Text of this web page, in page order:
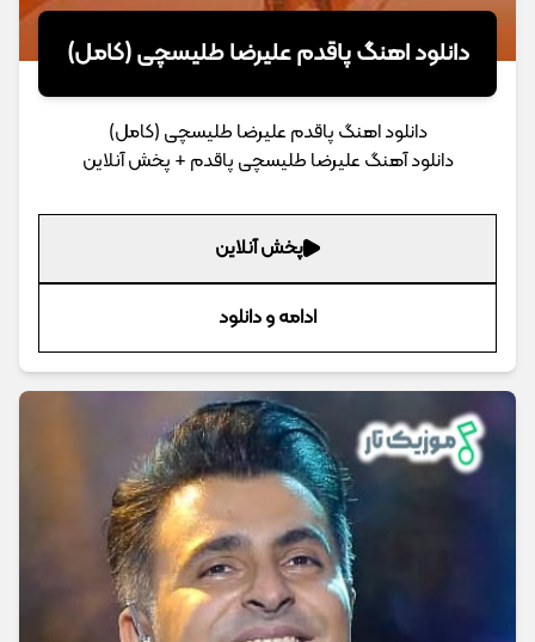
دانلود اهنگ پاقدم علیرضا طلیسچی (کامل)
دانلود اهنگ پاقدم علیرضا طلیسچی (کامل)
دانلود آهنگ علیرضا طلیسچی پاقدم + پخش آنلاین
پخش آنلاین
ادامه و دانلود